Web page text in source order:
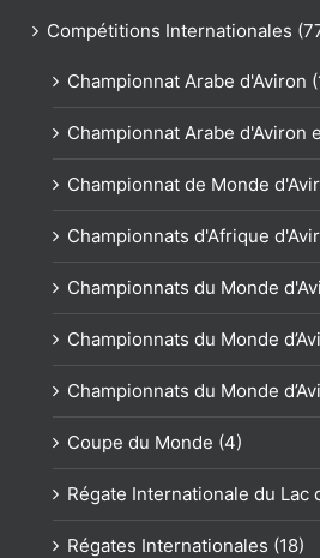
Compétitions Internationales
Championnat Arabe d'Aviron
Championnat Arabe d'Aviron
Championnat de Monde
Championnats d'Afrique
Championnats du Monde
Championnats du Monde
Championnats du Monde
Coupe du Monde (4)
Régate Internationale du Lac
Régates Internationales (18)